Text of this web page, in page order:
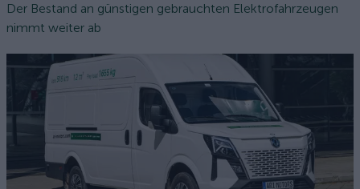
Der Bestand an günstigen gebrauchten Elektrofahrzeugen
nimmt weiter ab